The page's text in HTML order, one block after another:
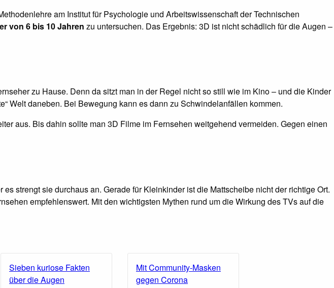
am Institut für Psychologie und Arbeits­wissen­schaft der Tech­nischen
von 6 bis 10 Jahren zu untersuchen. Das Ergebnis: 3D ist nicht schädlich für die Augen –
zu Hause. Denn da sitzt man in der Regel nicht so still wie im Kino – und die Kinder
Welt daneben. Bei Bewegung kann es dann zu Schwindelanfällen kommen.
aus. Bis dahin sollte man 3D Filme im Fernsehen weitgehend vermeiden. Gegen einen
strengt sie durchaus an. Gerade für Kleinkinder ist die Mattscheibe nicht der richtige Ort.
empfehlenswert. Mit den wichtigsten Mythen rund um die Wirkung des TVs auf die
Sieben kuriose Fakten
über die Augen
Mit Community-Masken
gegen Corona